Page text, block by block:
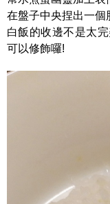
在盤子中央捏出一個
白飯的收邊不是太
可以修飾囉!